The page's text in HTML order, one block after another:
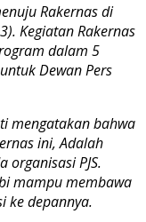
Rakernas di
Kegiatan Rakernas
dalam 5
Dewan Pers
mengatakan bahwa
ini, Adalah
organisasi PJS.
mampu membawa
ke depannya.